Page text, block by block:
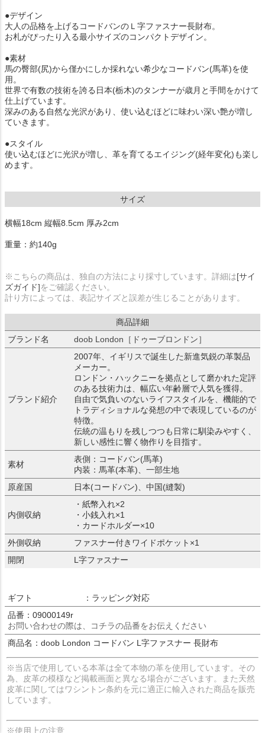
●デザイン
大人の品格を上げるコードバンのＬ字ファスナー長財布。
お札がぴったり入る最小サイズのコンパクトデザイン。
●素材
馬の臀部(尻)から僅かにしか採れない希少なコードバン(馬革)を使
用。
世界で有数の技術を誇る日本(栃木)のタンナーが歳月と手間をかけて
仕上げています。
深みのある自然な光沢があり、使い込むほどに味わい深い艶が増し
ていきます。
●スタイル
使い込むほどに光沢が増し、革を育てるエイジング(経年変化)も楽し
めます。
サイズ
横幅18cm 縦幅8.5cm 厚み2cm
重量：約140g
※こちらの商品は、独自の方法により採寸しています。詳細は[サイ
ズガイド]をご確認ください。
計り方によっては、表記サイズと誤差が生じることがあります。
商品詳細
ブランド名
doob London［ドゥーブロンドン］
ブランド紹介
2007年、イギリスで誕生した新進気鋭の革製品
メーカー。
ロンドン・ハックニーを拠点として磨かれた定評
のある技術力は、幅広い年齢層で人気を獲得。
自由で気負いのないライフスタイルを、機能的で
トラディショナルな発想の中で表現しているのが
特徴。
伝統の温もりを残しつつも日常に馴染みやすく、
新しい感性に響く物作りを目指す。
素材
表側：コードバン(馬革)
内装：馬革(本革)、一部生地
原産国
日本(コードバン)、中国(縫製)
内側収納
・紙幣入れ×2
・小銭入れ×1
・カードホルダー×10
外側収納
ファスナー付きワイドポケット×1
開閉
L字ファスナー
ギフト
：ラッピング対応
品番：09000149r
お問い合わせの際は、コチラの品番をお伝えください
商品名：doob London コードバン L字ファスナー 長財布
※当店で使用している本革は全て本物の革を使用しています。その
為、皮革の模様など掲載画面と異なる場合がございます。また天然
皮革に関してはワシントン条約を元に適正に輸入された商品を販売
しています。
※使用上の注意